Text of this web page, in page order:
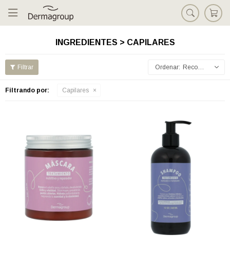

INGREDIENTES > CAPILARES
Recomendados
Filtrando por: Capilares